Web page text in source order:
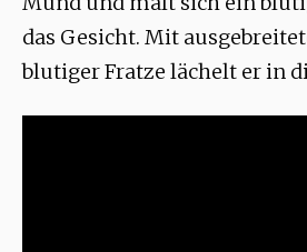
das Gesicht. Mit
blutiger Fratze lächelt er in